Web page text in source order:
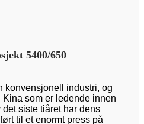
5400/650
konvensjonell industri, og
som er ledende innen
siste tiåret har dens
til et enormt press på